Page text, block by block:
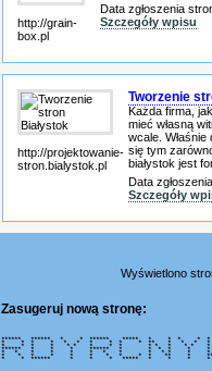
http://grain-
box.pl
Data zgłoszenia
Szczegóły wpisu
http://projektowanie-
stron.bialystok.pl
Tworzenie
Każda firma,
mieć własną
wcale.
się tym
białystok jest
Data
Szczegóły
Wyświetlono
Zasugeruj nową stronę:
****** ****** * * ****** ***** * * *
* * * * * * * * * * ** * * *
* * * * * * * * * * * * * *
****** * * * ****** * * * * * *
* * * * * * * * * * * * * *
* * * * * * * * * * ** * **
* * ****** * * * ***** * * *